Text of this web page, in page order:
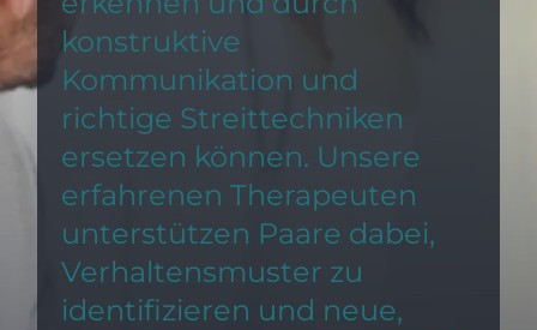
konstruktive
Kommunikation und
richtige Streittechniken
ersetzen können. Unsere
erfahrenen Therapeuten
unterstützen Paare dabei,
Verhaltensmuster zu
identifizieren und neue,